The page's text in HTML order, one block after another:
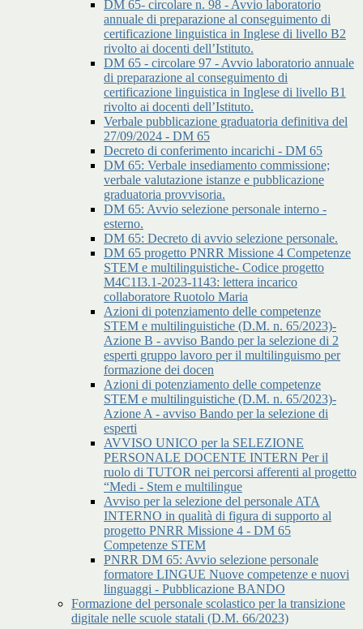
DM 65- circolare n. 98 - Avvio laboratorio
annuale di preparazione al conseguimento di
certificazione linguistica in Inglese di livello B2
rivolto ai docenti dell’Istituto.
DM 65 - circolare 97 - Avvio laboratorio annuale
di preparazione al conseguimento di
certificazione linguistica in Inglese di livello B1
rivolto ai docenti dell’Istituto.
Verbale pubblicazione graduatoria definitiva del
27/09/2024 - DM 65
Decreto di conferimento incarichi - DM 65
DM 65: Verbale insediamento commissione;
verbale valutazione istanze e pubblicazione
graduatoria provvisoria.
DM 65: Avvio selezione personale interno -
esterno.
DM 65: Decreto di avvio selezione personale.
DM 65 progetto PNRR Missione 4 Competenze
STEM e multilinguistiche- Codice progetto
M4C1I3.1-2023-1143: lettera incarico
collaboratore Ruotolo Maria
Azioni di potenziamento delle competenze
STEM e multilinguistiche (D.M. n. 65/2023)-
Azione B - avviso Bando per la selezione di 2
esperti gruppo lavoro per il multilinguismo per
formazione dei docen
Azioni di potenziamento delle competenze
STEM e multilinguistiche (D.M. n. 65/2023)-
Azione A - avviso Bando per la selezione di
esperti
AVVISO UNICO per la SELEZIONE
PERSONALE DOCENTE INTERN Per il
ruolo di TUTOR nei percorsi afferenti al progetto
“Medi - Stem e multilingue
Avviso per la selezione del personale ATA
INTERNO in qualità di figura di supporto al
progetto PNRR Missione 4 - DM 65
Competenze STEM
PNRR DM 65: Avvio selezione personale
formatore LINGUE Nuove competenze e nuovi
linguaggi - Pubblicazione BANDO
Formazione del personale scolastico per la transizione
digitale nelle scuole statali (D.M. 66/2023)